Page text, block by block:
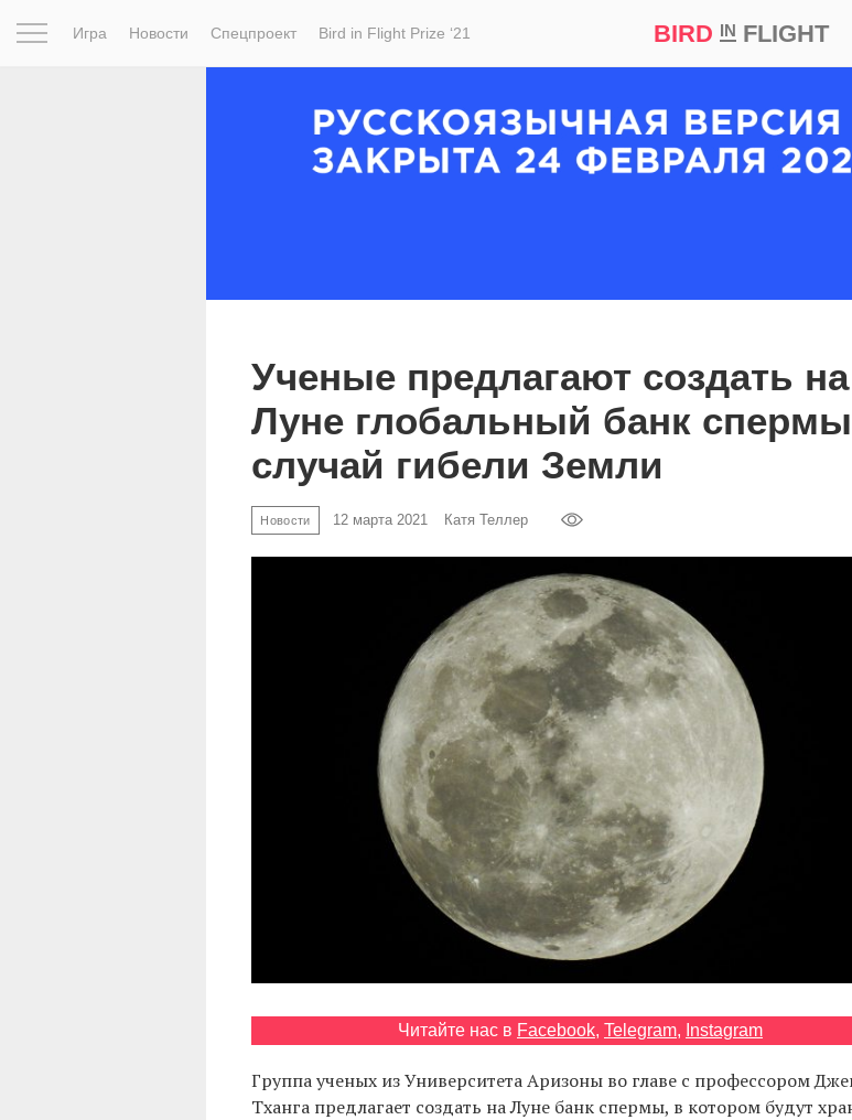
Игра Новости Спецпроект Bird in Flight Prize ‘21 BIRD INFLIGHT
Ученые предлагают создать на
Луне глобальный банк
случай гибели Земли
Новости 12 марта 2021 Катя Теллер
Читайте нас в Facebook, Telegram, Instagram
Группа ученых из Университета Аризоны во главе с профессором
Тханга предлагает создать на Луне банк спермы, в котором будут